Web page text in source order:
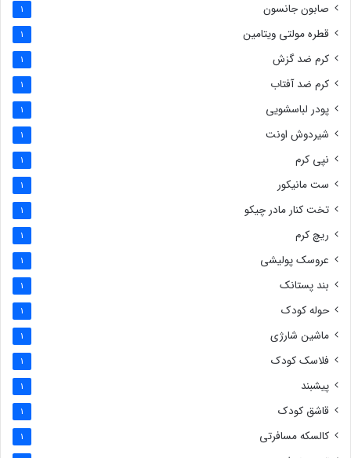
صابون جانسون 1
قطره مولتی ویتامین 1
کرم ضد گزش 1
کرم ضد آفتاب 1
پودر لباسشویی 1
شیردوش اونت 1
نپی کرم 1
ست مانیکور 1
تخت کنار مادر چیکو 1
ریچ کرم 1
عروسک پولیشی 1
بند پستانک 1
حوله کودک 1
ماشین شارژی 1
فلاسک کودک 1
پیشبند 1
قاشق کودک 1
کالسکه مسافرتی 1